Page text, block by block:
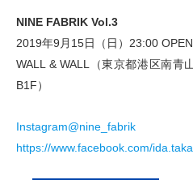
NINE FABRIK Vol.3
2019年9月15日
（ 日 ） 23:00 OPEN
WALL & WALL
（東京都港区南青
B1F）
Instagram@nine_fabrik
https://www.facebook.com/